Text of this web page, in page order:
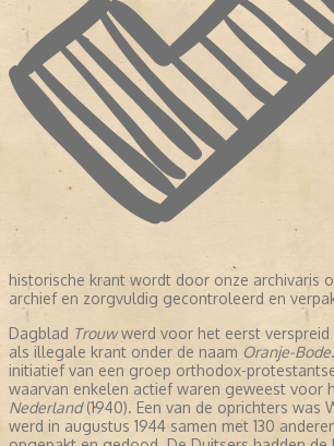
historische krant wordt door onze archivaris
archief en zorgvuldig gecontroleerd en
Dagblad Trouwwerd voor het eerst verspreid
als illegale krant onder de naam Oranje-Bode
initiatief van een groep orthodox-
waarvan enkelen actief waren geweest voor
Nederland(1940). Een van de oprichters was
werd in augustus 1944 samen met 130